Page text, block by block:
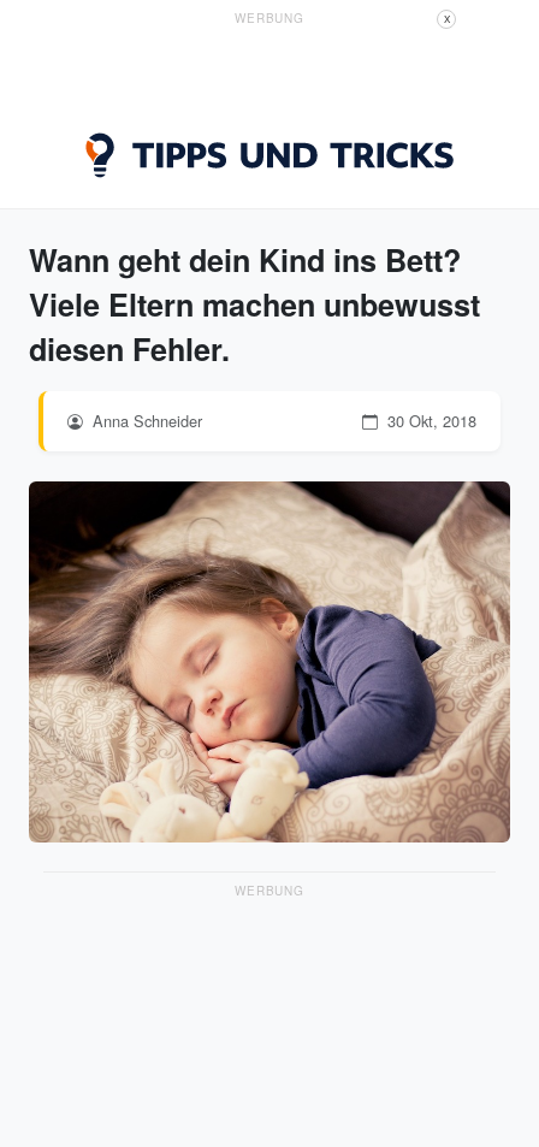
WERBUNG X
Wann geht dein Kind ins Bett?
Viele Eltern machen unbewusst
diesen Fehler.
Anna Schneider 30 Okt, 2018
WERBUNG